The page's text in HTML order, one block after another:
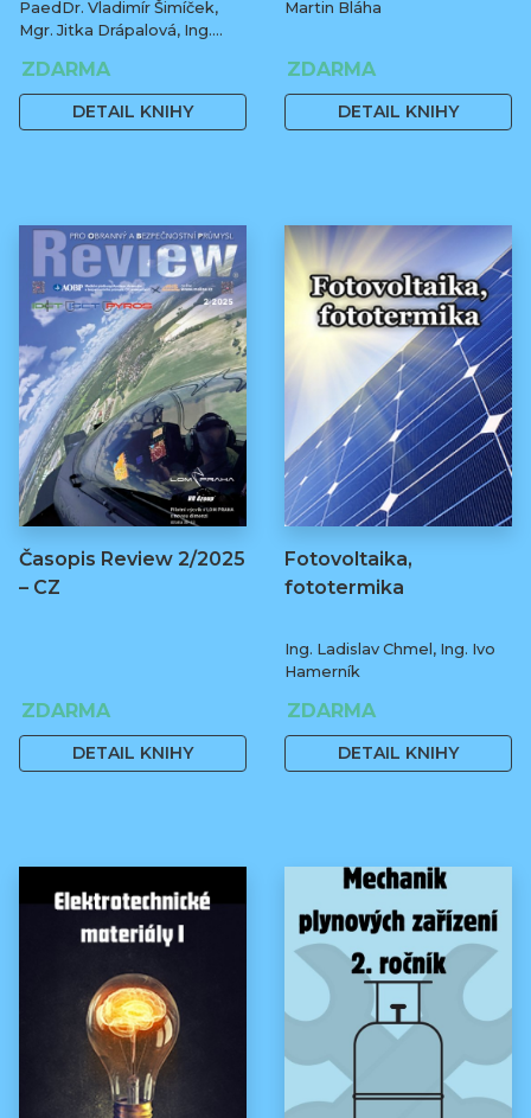
PaedDr. Vladimír Šimíček,
Mgr. Jitka Drápalová, Ing.
ZDARMA
DETAIL KNIHY
Martin Bláha
ZDARMA
DETAIL KNIHY
Časopis Review 2/2025
– CZ
ZDARMA
DETAIL KNIHY
Fotovoltaika,
fototermika
Ing. Ladislav Chmel, Ing. Ivo
Hamerník
ZDARMA
DETAIL KNIHY